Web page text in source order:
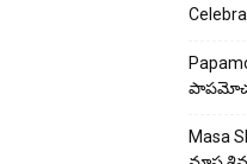
Masa